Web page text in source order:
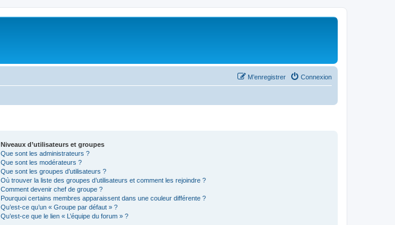
Connexion
M’enregistrer
Niveaux d’utilisateurs et groupes
Que sont les administrateurs ?
Que sont les modérateurs ?
Que sont les groupes d’utilisateurs ?
Où trouver la liste des groupes d’utilisateurs et comment les rejoindre ?
Comment devenir chef de groupe ?
Pourquoi certains membres apparaissent dans une couleur différente ?
Qu’est-ce qu’un « Groupe par défaut » ?
Qu’est-ce que le lien « L’équipe du forum » ?